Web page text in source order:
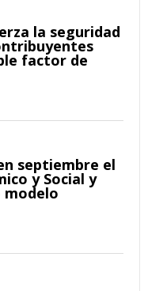
la seguridad
factor de
septiembre el
y Social y
modelo